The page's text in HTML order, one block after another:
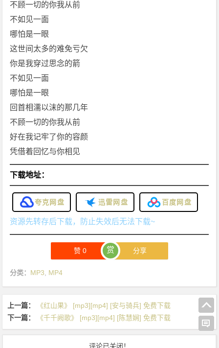
不顾一切的你我从前
不如见一面
哪怕是一眼
这世间太多的难免亏欠
你是我穿过思念的箭
不如见一面
哪怕是一眼
回首相濡以沫的那几年
不顾一切的你我从前
好在我记牢了你的容颜
凭借着回忆与你相见
下载地址：
夸克网盘 迅雷网盘 百度网盘
资源先转存后下载，防止失效后无法下载~
赞0 赏 分享
分类： MP3 MP4
上一篇：
《红山果》 [mp3][mp4] [安与骑兵] 免费下载
下一篇：
《千千阙歌》 [mp3][mp4] [陈慧娴] 免费下载
评论已关闭！